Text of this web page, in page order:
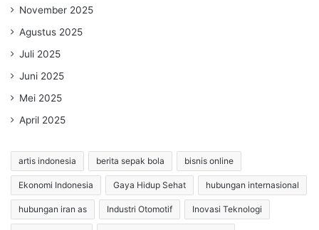
November 2025
Agustus 2025
Juli 2025
Juni 2025
Mei 2025
April 2025
artis indonesia berita sepak bola bisnis online
Ekonomi Indonesia Gaya Hidup Sehat hubungan internasional
hubungan iran as Industri Otomotif Inovasi Teknologi